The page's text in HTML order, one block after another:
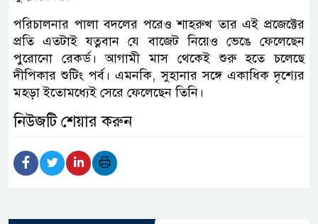
পরিচালনার পালা বদলের পরেও শাহরুখ তার এই প্রজেক্টের
প্রতি এতটাই যত্নবান যে বাজেট নিয়েও ভেঙে ফেলেছেন
পুরোনো রেকর্ড। আগামী মাস থেকেই শুরু হতে চলেছে
দীপিকার শুটিং পর্ব। এমনকি, সুহানার সঙ্গে একাধিক দৃশ্যের
মহড়া ইতোমধ্যেই সেরে ফেলেছেন তিনি।
নিউজটি শেয়ার করুন